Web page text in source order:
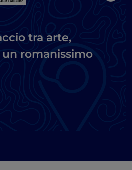
tra arte,
romanissimo